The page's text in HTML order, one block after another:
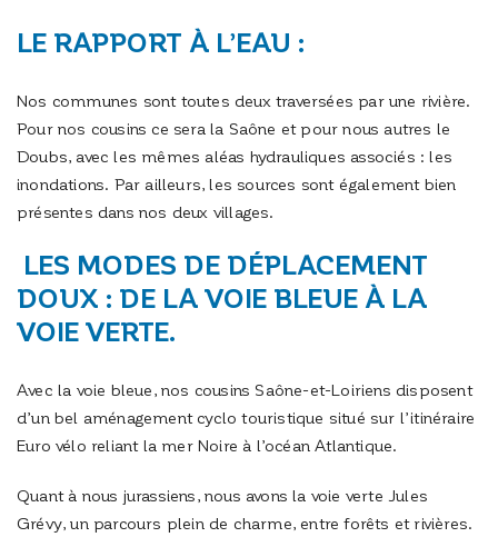
LE RAPPORT À L’EAU :
Nos communes sont toutes deux traversées par une rivière.
Pour nos cousins ce sera la Saône et pour nous autres le
Doubs, avec les mêmes aléas hydrauliques associés : les
inondations. Par ailleurs, les sources sont également bien
présentes dans nos deux villages.
LES MODES DE DÉPLACEMENT
DOUX : DE LA VOIE BLEUE À LA
VOIE VERTE.
Avec la voie bleue, nos cousins Saône-et-Loiriens disposent
d’un bel aménagement cyclo touristique situé sur l’itinéraire
Euro vélo reliant la mer Noire à l’océan Atlantique.
Quant à nous jurassiens, nous avons la voie verte Jules
Grévy, un parcours plein de charme, entre forêts et rivières.